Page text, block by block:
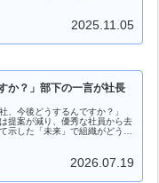
2025.11.05
か？」部下の一言が社長
、今後どうするんですか？」
提案が減り、優秀な社員から去
示した「未来」で組織がどう変
2026.07.19